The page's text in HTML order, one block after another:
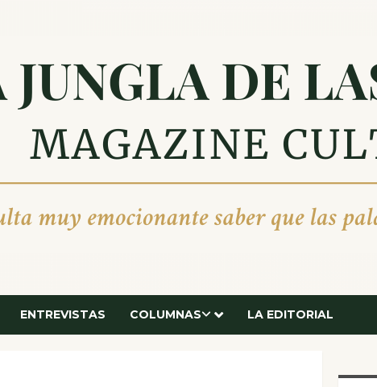
ENTREVISTAS COLUMNAS LA EDITORIAL